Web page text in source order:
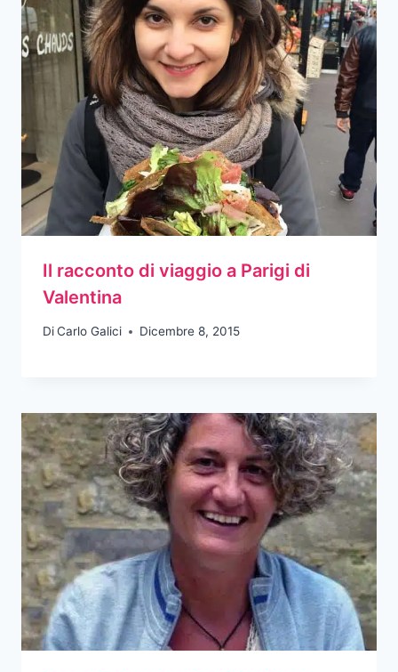
Il racconto di viaggio a Parigi di
Valentina
DiCarlo Galici Dicembre 8, 2015